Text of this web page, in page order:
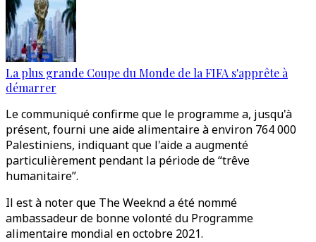
La plus grande Coupe du Monde de la FIFA s'apprête à
démarrer
Le communiqué confirme que le programme a, jusqu'à
présent, fourni une aide alimentaire à environ 764 000
Palestiniens, indiquant que l'aide a augmenté
particulièrement pendant la période de “trêve
humanitaire”.
Il est à noter que The Weeknd a été nommé
ambassadeur de bonne volonté du Programme
alimentaire mondial en octobre 2021.